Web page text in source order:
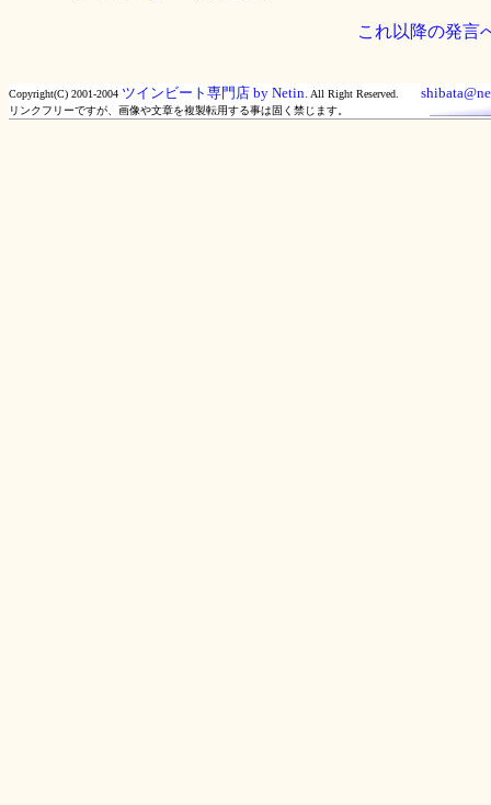
これ以降の発言
Copyright(C) 2001-2004 ツインビート専門店 by Netin. All Right Reserved.
リンクフリーですが、画像や文章を複製転用する事は固く禁じます。